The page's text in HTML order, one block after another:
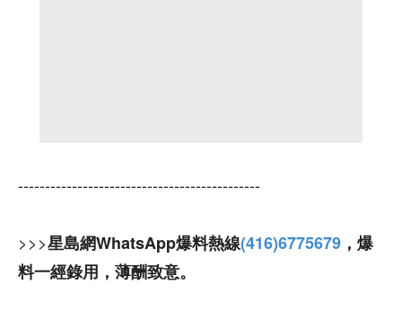
---------------------------------------------
>>>星島網WhatsApp爆料熱線(416)6775679 ，爆
料一經錄用，薄酬致意。